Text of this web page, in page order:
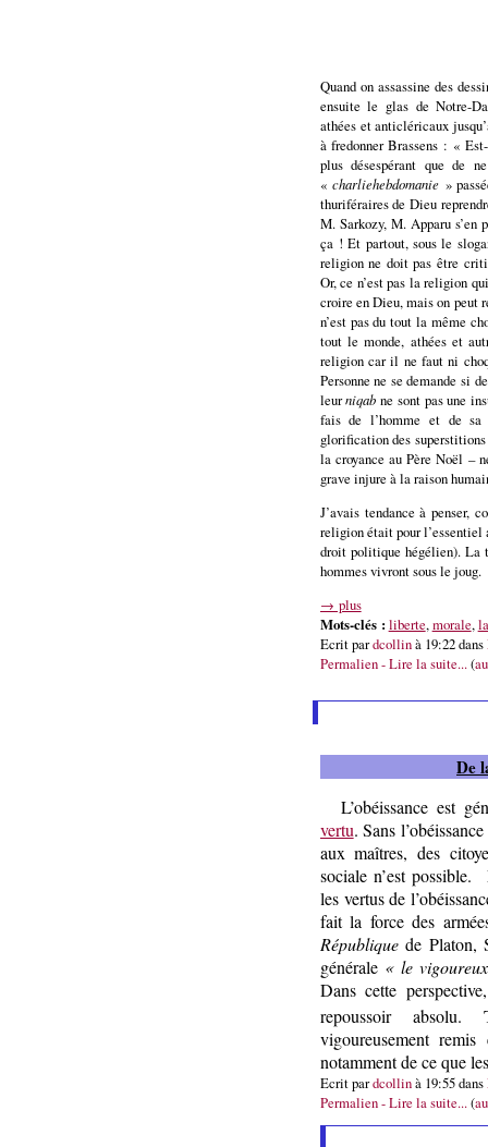
Quand on assassine des
ensuite le glas de Notre-
athées et anticléricaux
à fredonner Brassens : «
plus désespérant que de
«charliehebdomanie »
thuriféraires de Dieu
M. Sarkozy, M. Apparu
ça ! Et partout, sous le
religion ne doit pas être
Or, ce n’est pas la religion
croire en Dieu, mais on peut
n’est pas du tout la même
tout le monde, athées et
religion car il ne faut ni
Personne ne se demande si
leurniqab ne sont pas une
fais de l’homme et de sa
glorification des
la croyance au Père Noël –
grave injure à la raison
J’avais tendance à penser,
religion était pour
droit politique hégélien). La
hommes vivront sous le joug.
→ plus
Mots-clés : liberte,morale,
Ecrit pardcollinà 19:22 dans
Permalien - Lire la suite...(
De
L’obéissance est
vertu. Sans
aux maîtres, des
sociale n’est
les vertus de
fait la force des
Républiquede Platon,
générale « le
Dans cette
repoussoir absolu.
vigoureusement
notamment de ce que les
Ecrit pardcollinà 19:55 dans
Permalien - Lire la suite...(